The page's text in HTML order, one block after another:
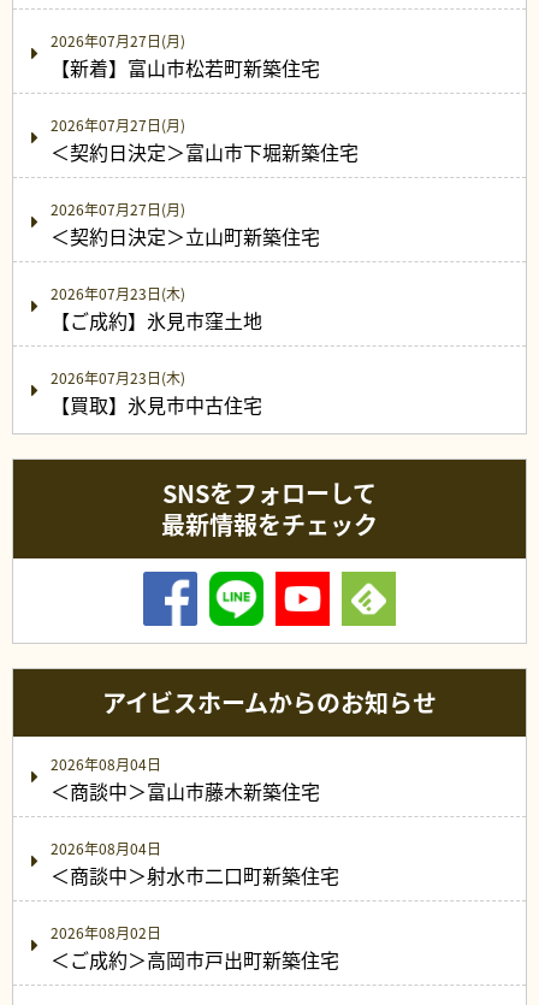
2026年07月27日(月)
【新着】富山市松若町新築住宅
2026年07月27日(月)
＜契約日決定＞富山市下堀新築住宅
2026年07月27日(月)
＜契約日決定＞立山町新築住宅
2026年07月23日(木)
【ご成約】氷見市窪土地
2026年07月23日(木)
【買取】氷見市中古住宅
SNSをフォローして
最新情報をチェック
アイビスホームからのお知らせ
2026年08月04日
＜商談中＞富山市藤木新築住宅
2026年08月04日
＜商談中＞射水市二口町新築住宅
2026年08月02日
＜ご成約＞高岡市戸出町新築住宅